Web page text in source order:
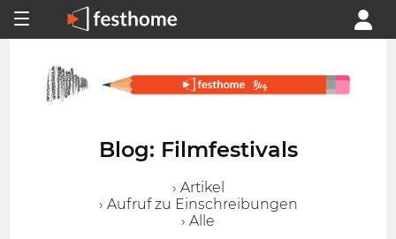
Blog: Filmfestivals
› Artikel
› Aufruf zu Einschreibungen
› Alle